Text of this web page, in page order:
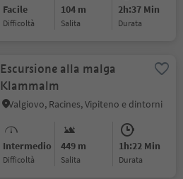
Facile
Difficoltà
104 m
Salita
2h:37 Min
durata
Escursione alla malga
Klammalm
Valgiovo, Racines, Vipiteno e dintorni
Intermedio
Difficoltà
449 m
Salita
1h:22 Min
durata